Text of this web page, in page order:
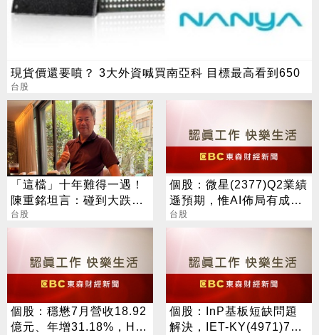
現貨價還要噴？ 3大外資喊買南亞科 目標最高看到650
台股
「這檔」十年難得一遇！
陳重銘坦言：碰到大跌就
買進
台股
個股：微星(2377)Q2業績
遜預期，惟AI佈局有成股
價震盪走多，週一大拉尾
台股
個股：穩懋7月營收18.92
億元、年增31.18%，H2
個股：InP基板短缺問題
解決，IET-KY(4971)7月